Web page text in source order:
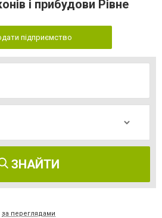
і прибудови Рівне
підприємство
ЗНАЙТИ
за переглядами